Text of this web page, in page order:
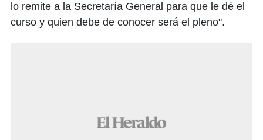
lo remite a la Secretaría General para que le dé el
curso y quien debe de conocer será el pleno".